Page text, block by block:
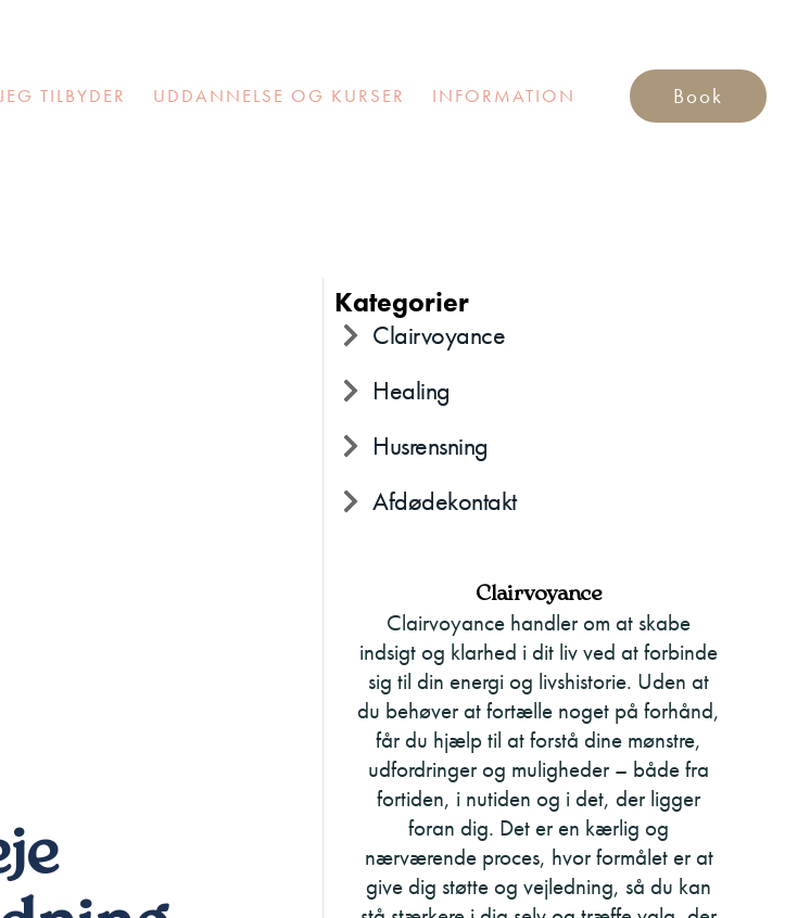
TILBYDER UDDANNELSE OG KURSER INFORMATION Book
Kategorier
Clairvoyance
Healing
Husrensning
Afdødekontakt
Clairvoyance
Clairvoyance handler om at skabe
indsigt og klarhed i dit liv ved at forbinde
sig til din energi og livshistorie. Uden at
du behøver at fortælle noget på forhånd,
får du hjælp til at forstå dine mønstre,
udfordringer og muligheder – både fra
fortiden, i nutiden og i det, der ligger
foran dig. Det er en kærlig og
nærværende proces, hvor formålet er at
give dig støtte og vejledning, så du kan